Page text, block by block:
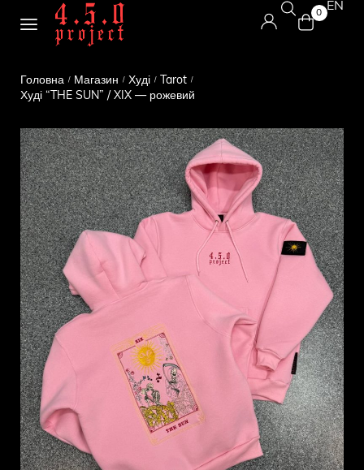
0 EN
Головна / Магазин / Худі / Tarot /
Худі “THE SUN” / XIX — рожевий